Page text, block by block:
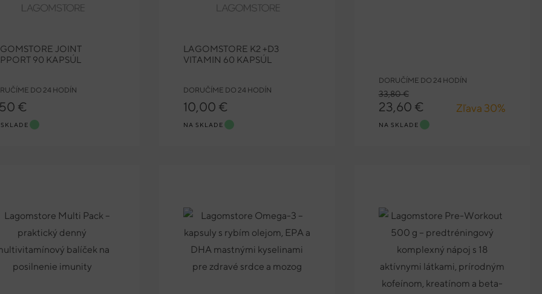
JOINT
90 KAPSÚL
DO 24 HODÍN
€
LAGOMSTORE K2 +D3
VITAMIN 60 KAPSÚL
DORUČÍME DO 24 HODÍN
10,00 €
NA SKLADE
Zľava 30%
DORUČÍME DO 24 HODÍN
33,80 €
23,60 €
NA SKLADE